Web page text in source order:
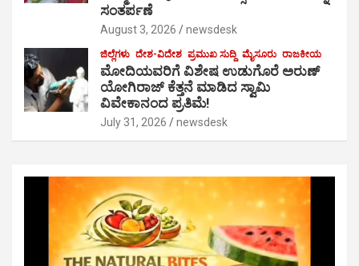
ಸಂತರ್ಪಣೆ
August 3, 2026 newsdesk
ಜಿಲ್ಲೆಗಳು ದೇಶ-ವಿದೇಶ ಪ್ರಮುಖ ಸುದ್ದಿ ಮೈಸೂರು ರಾಜಕೀಯ
ಮೋದಿಯವರಿಗೆ ವಿಶೇಷ ಉಡುಗೊರೆ ಅರುಣ್
ಯೋಗಿರಾಜ್ ಕೆತ್ತನೆ ಮಾಡಿದ ಸ್ವಾಮಿ
ವಿವೇಕಾನಂದ ಪ್ರತಿಮೆ!
July 31, 2026 newsdesk